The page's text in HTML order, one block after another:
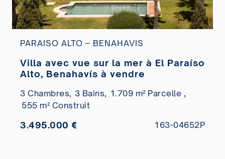
PARAISO ALTO – BENAHAVIS
Villa avec vue sur la mer à El Paraíso
Alto, Benahavís à vendre
3 Chambres, 3 Bains, 1.709 m² Parcelle ,
555 m² Construit
3.495.000 € 163-04652P